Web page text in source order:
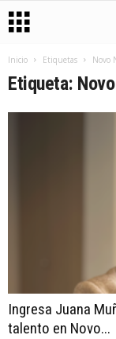
Inicio Etiquetas Novo
Etiqueta:
Ingresa Juana
talento en Novo...